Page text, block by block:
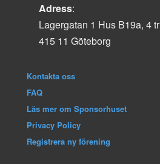
Adress:
Lagergatan 1 Hus B19a, 4 tr
415 11 Göteborg
Kontakta oss
FAQ
Läs mer om Sponsorhuset
Privacy Policy
Registrera ny förening